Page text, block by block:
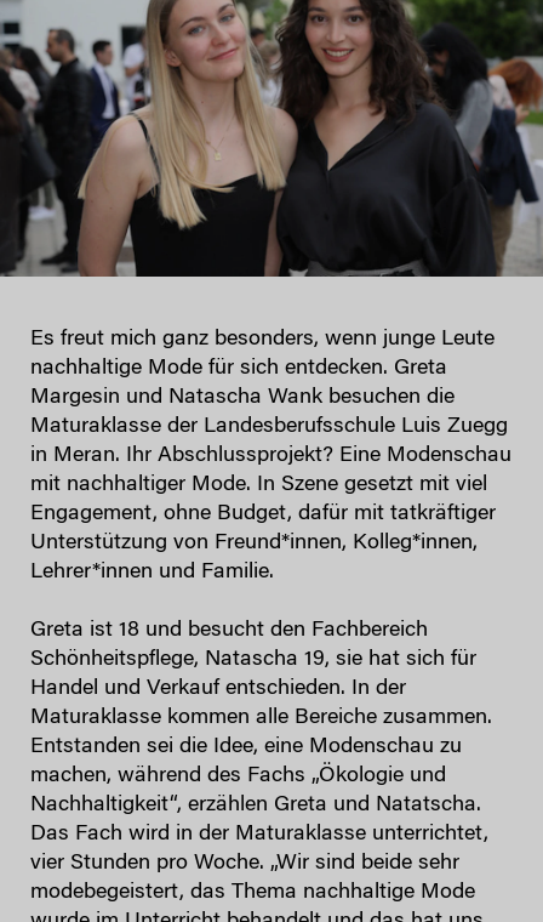
Es freut mich ganz besonders, wenn junge Leute
nachhaltige Mode für sich entdecken. Greta
Margesin und Natascha Wank besuchen die
Maturaklasse der Landesberufsschule Luis Zuegg
in Meran. Ihr Abschlussprojekt? Eine Modenschau
mit nachhaltiger Mode. In Szene gesetzt mit viel
Engagement, ohne Budget, dafür mit tatkräftiger
Unterstützung von Freund*innen, Kolleg*innen,
Lehrer*innen und Familie.
Greta ist 18 und besucht den Fachbereich
Schönheitspflege, Natascha 19, sie hat sich für
Handel und Verkauf entschieden. In der
Maturaklasse kommen alle Bereiche zusammen.
Entstanden sei die Idee, eine Modenschau zu
machen, während des Fachs „Ökologie und
Nachhaltigkeit“, erzählen Greta und Natatscha.
Das Fach wird in der Maturaklasse unterrichtet,
vier Stunden pro Woche. „Wir sind beide sehr
modebegeistert, das Thema nachhaltige Mode